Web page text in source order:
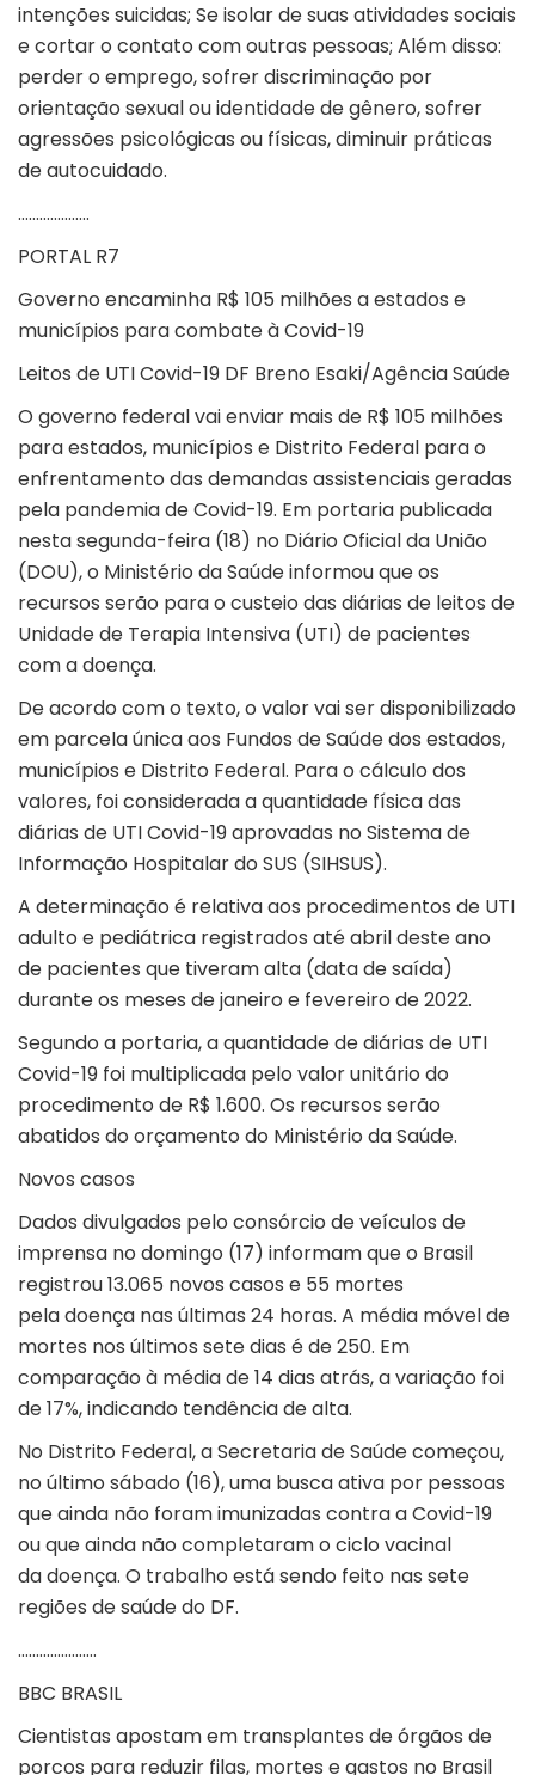
intenções suicidas; Se isolar de suas atividades sociais
e cortar o contato com outras pessoas; Além disso:
perder o emprego, sofrer discriminação por
orientação sexual ou identidade de gênero, sofrer
agressões psicológicas ou físicas, diminuir práticas
de autocuidado.
………………..
PORTAL R7
Governo encaminha R$ 105 milhões a estados e
municípios para combate à Covid-19
Leitos de UTI Covid-19 DF Breno Esaki/Agência Saúde
O governo federal vai enviar mais de R$ 105 milhões
para estados, municípios e Distrito Federal para o
enfrentamento das demandas assistenciais geradas
pela pandemia de Covid-19. Em portaria publicada
nesta segunda-feira (18) no Diário Oficial da União
(DOU), o Ministério da Saúde informou que os
recursos serão para o custeio das diárias de leitos de
Unidade de Terapia Intensiva (UTI) de pacientes
com a doença.
De acordo com o texto, o valor vai ser disponibilizado
em parcela única aos Fundos de Saúde dos estados,
municípios e Distrito Federal. Para o cálculo dos
valores, foi considerada a quantidade física das
diárias de UTI Covid-19 aprovadas no Sistema de
Informação Hospitalar do SUS (SIHSUS).
A determinação é relativa aos procedimentos de UTI
adulto e pediátrica registrados até abril deste ano
de pacientes que tiveram alta (data de saída)
durante os meses de janeiro e fevereiro de 2022.
Segundo a portaria, a quantidade de diárias de UTI
Covid-19 foi multiplicada pelo valor unitário do
procedimento de R$ 1.600. Os recursos serão
abatidos do orçamento do Ministério da Saúde.
Novos casos
Dados divulgados pelo consórcio de veículos de
imprensa no domingo (17) informam que o Brasil
registrou 13.065 novos casos e 55 mortes
pela doença nas últimas 24 horas. A média móvel de
mortes nos últimos sete dias é de 250. Em
comparação à média de 14 dias atrás, a variação foi
de 17%, indicando tendência de alta.
No Distrito Federal, a Secretaria de Saúde começou,
no último sábado (16), uma busca ativa por pessoas
que ainda não foram imunizadas contra a Covid-19
ou que ainda não completaram o ciclo vacinal
da doença. O trabalho está sendo feito nas sete
regiões de saúde do DF.
………………….
BBC BRASIL
Cientistas apostam em transplantes de órgãos de
porcos para reduzir filas, mortes e gastos no Brasil